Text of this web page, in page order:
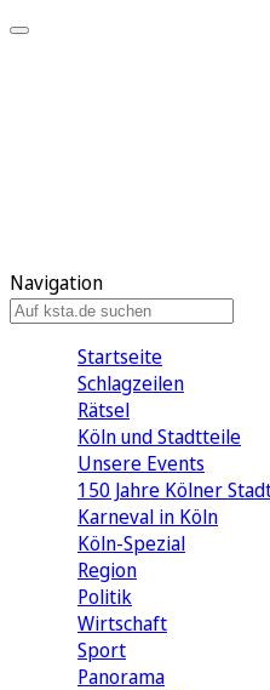
Navigation
Startseite
Schlagzeilen
Rätsel
Köln und Stadtteile
Unsere Events
150 Jahre Kölner
Karneval in Köln
Köln-Spezial
Region
Politik
Wirtschaft
Sport
Panorama